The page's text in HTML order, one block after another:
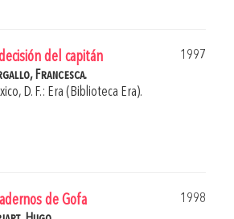
del capitán
1997
Francesca.
D. F.: Era (Biblioteca Era).
de Gofa
1998